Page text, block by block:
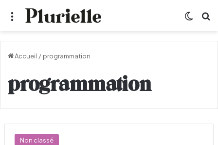
Menu
Accueil / programmation
programmation
Non classé